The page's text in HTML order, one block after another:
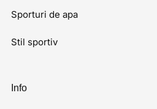
Sporturi de apa
Stil sportiv
Info